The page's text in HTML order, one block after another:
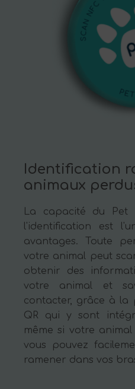
Identification
animaux
La capacité du Pet
l'identification est
avantages. Toute
votre animal peut
obtenir des
votre animal et
contacter, grâce à la
QR qui y sont
même si votre
vous pouvez
ramener dans vos